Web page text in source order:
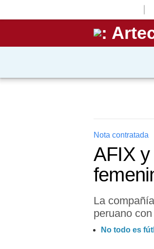
Nota contratada
AFIX
La
peruano
No todo es